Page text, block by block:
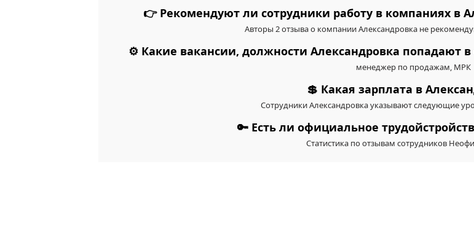
👉 Рекомендуют ли сотрудники работу в компаниях в
Авторы 2 отзыва о компании Александровка не
⚙️ Какие вакансии, должности Александровка попадают
менеджер по продажам, МРК
💲 Какая зарплата в
Сотрудники Александровка указывают следующие
🔑 Есть ли официальное
Статистика по отзывам сотрудников